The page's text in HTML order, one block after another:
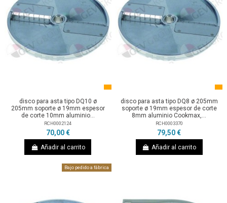
disco para asta tipo DQ10 ø
205mm soporte ø 19mm espesor
de corte 10mm aluminio...
RCH0002124
70,00 €
Añadir al carrito
disco para asta tipo DQ8 ø 205mm
soporte ø 19mm espesor de corte
8mm aluminio Cookmax,...
RCH0003370
79,50 €
Añadir al carrito
Bajo pedido a fábrica